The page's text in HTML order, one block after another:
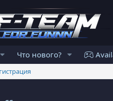
Что нового?